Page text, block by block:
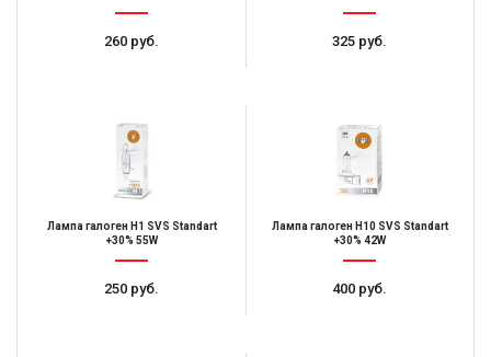
260 руб. 325 руб.
Лампа галоген H1 SVS Standart
+30% 55W
250 руб.
Лампа галоген H10 SVS Standart
+30% 42W
400 руб.